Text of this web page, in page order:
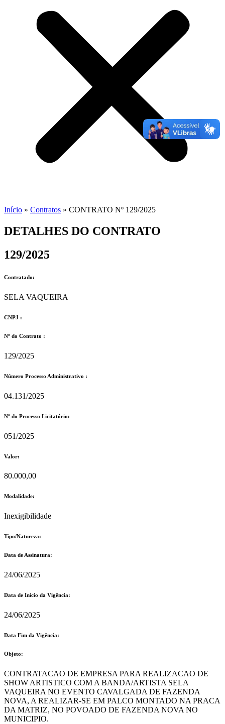
Início » Contratos » CONTRATO Nº 129/2025
DETALHES DO CONTRATO​
129/2025
Contratado:
SELA VAQUEIRA
CNPJ :
Nº do Contrato :
129/2025
Número Processo Administrativo :
04.131/2025
Nº do Processo Licitatório:
051/2025
Valor:
80.000,00
Modalidade:
Inexigibilidade
Tipo/Natureza:
Data de Assinatura:
24/06/2025
Data de Início da Vigência:
24/06/2025
Data Fim da Vigência:
Objeto:
CONTRATACAO DE EMPRESA PARA REALIZACAO DE
SHOW ARTISTICO COM A BANDA/ARTISTA SELA
VAQUEIRA NO EVENTO CAVALGADA DE FAZENDA
NOVA, A REALIZAR-SE EM PALCO MONTADO NA PRACA
DA MATRIZ, NO POVOADO DE FAZENDA NOVA NO
MUNICIPIO.